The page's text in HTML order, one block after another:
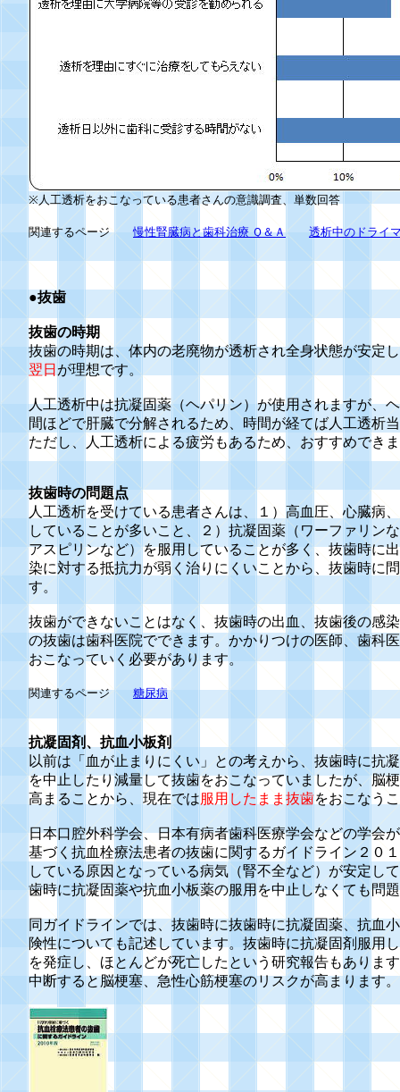
※人工透析をおこなっている患者さんの意識調査、単数回答
関連するページ慢性腎臓病と歯科治療 Ｑ＆Ａ 透析中のドライ
●抜歯
抜歯の時期
抜歯の時期は、体内の老廃物が透析され全身状態が安定
翌日 が理想です。
人工透析中は抗凝固薬（ヘパリン）が使用されますが、
間ほどで肝臓で分解されるため、時間が経てば人工透析
ただし、人工透析による疲労もあるため、おすすめでき
抜歯時の問題点
人工透析を受けている患者さんは、１）高血圧、心臓病
していることが多いこと、２）抗凝固薬（ワーファリン
アスピリンなど）を服用していることが多く、抜歯時に
染に対する抵抗力が弱く治りにくいことから、抜歯時に
す。
抜歯ができないことはなく、抜歯時の出血、抜歯後の感
の抜歯は歯科医院でできます。かかりつけの医師、歯科
おこなっていく必要があります。
関連するページ 糖尿病
抗凝固剤、抗血小板剤
以前は「血が止まりにくい」との考えから、抜歯時に抗
を中止したり減量して抜歯をおこなっていましたが、脳
高まることから、現在では服用したまま抜歯をおこなう
日本口腔外科学会、日本有病者歯科医療学会などの学会
基づく抗血栓療法患者の抜歯に関するガイドライン２０
している原因となっている病気（腎不全など）が安定し
歯時に抗凝固薬や抗血小板薬の服用を中止しなくても問
同ガイドラインでは、抜歯時に抜歯時に抗凝固薬、抗血
険性についても記述しています。抜歯時に抗凝固剤服用
を発症し、ほとんどが死亡したという研究報告もありま
中断すると脳梗塞、急性心筋梗塞のリスクが高まります。